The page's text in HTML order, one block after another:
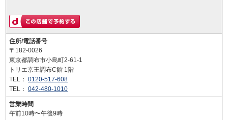
住所/電話番号
〒182-0026
東京都調布市小島町2-61-1
トリエ京王調布C館 1階
TEL： 0120-517-608
TEL： 042-480-1010
営業時間
午前10時〜午後9時